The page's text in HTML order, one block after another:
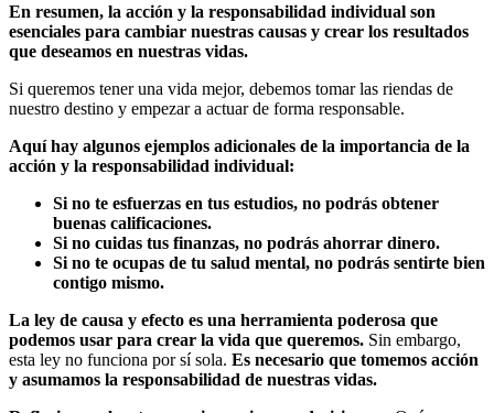
En resumen, la acción y la responsabilidad individual son
esenciales para cambiar nuestras causas y crear los resultados
que deseamos en nuestras vidas.
Si queremos tener una vida mejor, debemos tomar las riendas de
nuestro destino y empezar a actuar de forma responsable.
Aquí hay algunos ejemplos adicionales de la importancia de la
acción y la responsabilidad individual:
Si no te esfuerzas en tus estudios, no podrás obtener
buenas calificaciones.
Si no cuidas tus finanzas, no podrás ahorrar dinero.
Si no te ocupas de tu salud mental, no podrás sentirte bien
contigo mismo.
La ley de causa y efecto es una herramienta poderosa que
podemos usar para crear la vida que queremos. Sin embargo,
esta ley no funciona por sí sola. Es necesario que tomemos acción
y asumamos la responsabilidad de nuestras vidas.